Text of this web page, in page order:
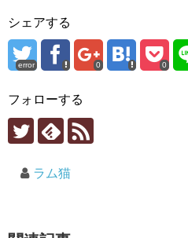
シェアする
error 0 0
フォローする
ラム猫